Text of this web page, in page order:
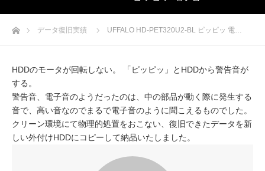
ホームデータ復旧実績 UFFALO HD-PET320U2-BL ピッピッ 電…
HDDのモータが回転しない。 「ピッピッ」とHDDから警告音が
する。
警告音、電子音のようだったのは、中の部品が動く際に発生する
音で、高い音なのでまるで電子音のように聞こえるものでした。
クリーン環境にて物理的処置をおこない、復旧できたデータを新
しい外付けHDDにコピーして納品いたしました。